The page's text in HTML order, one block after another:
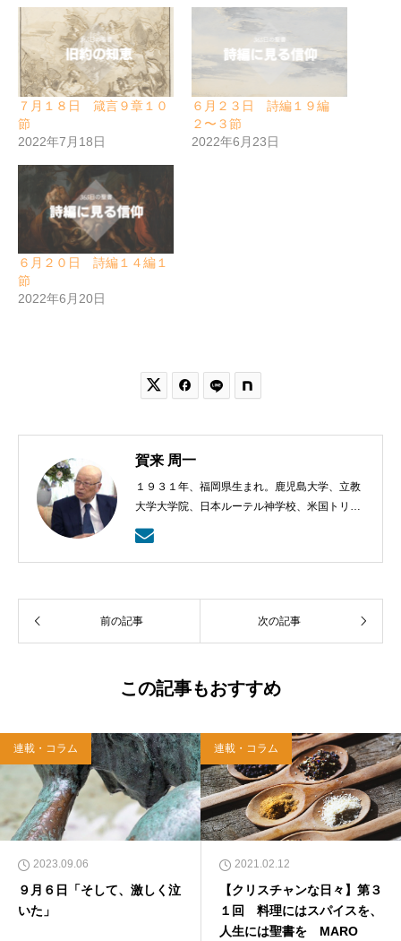
７月１８日 箴言９章１０
節
2022年7月18日
６月２３日 詩編１９編
２〜３節
2022年6月23日
６月２０日 詩編１４編１
節
2022年6月20日
 
賀来 周一
１９３１年、福岡県生まれ。鹿児島大学、立教
大学大学院、日本ルーテル神学校、米国トリニ
ティー・ルーテル神学校卒業。日本福音ルーテ
ル教会牧師として、京都賀茂川、東京、札幌、
武蔵野教会を牧会。その後、ルーテル学院大学
前の記事
次の記事
この記事もおすすめ
連載・コラム
2023.09.06
９月６日「そして、激しく泣
いた」
連載・コラム
2021.02.12
【クリスチャンな日々】第３
１回 料理にはスパイスを、
人生には聖書を MARO